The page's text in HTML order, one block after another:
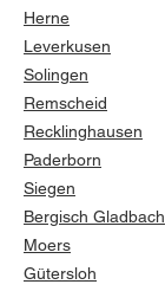
Herne
Leverkusen
Solingen
Remscheid
Recklinghausen
Paderborn
Siegen
Bergisch Gladbach
Moers
Gütersloh